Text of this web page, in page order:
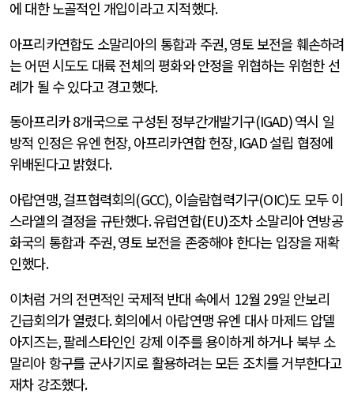
에 대한 노골적인 개입이라고 지적했다.
아프리카연합도 소말리아의 통합과 주권,영토 보전을 훼손하려
는 어떤 시도도 대륙 전체의 평화와 안정을 위협하는 위험한 선
례가 될 수 있다고 경고했다.
동아프리카8개국으로 구성된 정부간개발기구(IGAD)역시 일
방적 인정은 유엔 헌장, 아프리카연합 헌장, IGAD설립 협정에
위배된다고 밝혔다.
아랍연맹,걸프협력회의(GCC), 이슬람협력기구(OIC)도 모두 이
스라엘의 결정을 규탄했다.유럽연합(EU)조차 소말리아 연방공
화국의 통합과 주권,영토 보전을 존중해야 한다는 입장을 재확
인했다.
이처럼 거의 전면적인 국제적 반대 속에서 12월 29일 안보리
긴급회의가 열렸다.회의에서 아랍연맹 유엔 대사 마제드 압델
아지즈는,팔레스타인인 강제 이주를 용이하게 하거나 북부 소
말리아 항구를 군사기지로 활용하려는 모든 조치를 거부한다고
재차 강조했다.